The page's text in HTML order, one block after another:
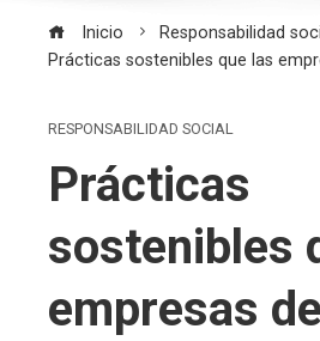
Inicio
Responsabilidad
Prácticas sostenibles que las
RESPONSABILIDAD SOCIAL
Prácticas
sostenibles
empresas